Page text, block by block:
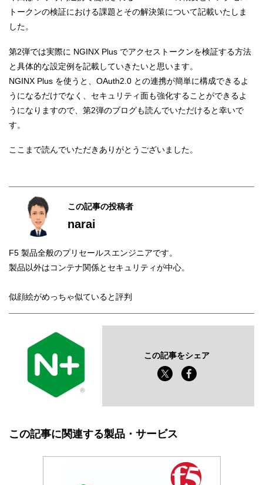
トークンの検証における課題とその解決策について記載いたしま
した。
第2弾では実際に NGINX Plus でアクセストークンを検証する方法
と具体的な設定例を記載していきたいと思います。
NGINX Plus を使うと、OAuth2.0 との連携が簡単に構成できるよ
うになるだけでなく、セキュリティ面も強化することができるよ
うになりますので、第2弾のブログも読んでいただけると幸いで
す。
ここまで読んでいただきありがとうございました。
この記事の投稿者
narai
F5 製品全般のプリセールスエンジニアです。
製品以外はコンテナ関係とセキュリティが中心。
似顔絵がめっちゃ似ていると評判
この記事をシェア
この記事に関連する製品・サービス